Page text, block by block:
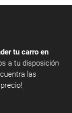
tu carro en
a tu disposición
las